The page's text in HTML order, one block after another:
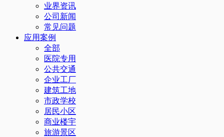
业界资讯
公司新闻
常见问题
应用案例
全部
医院专用
公共交通
企业工厂
建筑工地
市政学校
居民小区
商业楼宇
旅游景区